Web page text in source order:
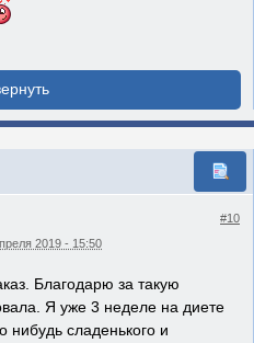
#10
2019 - 15:50
Благодарю за такую
Я уже 3 неделе на диете
нибудь сладенького и